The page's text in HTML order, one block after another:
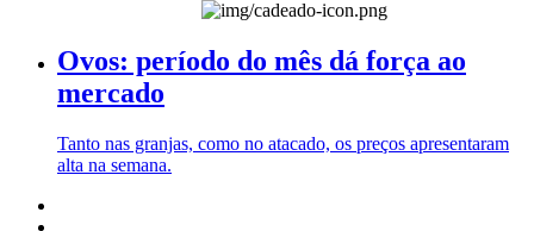
Ovos: período do mês dá força ao
mercado
Tanto nas granjas, como no atacado, os preços apresentaram
alta na semana.